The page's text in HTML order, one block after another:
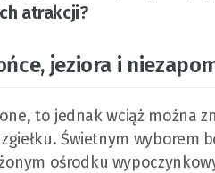
atrakcji?
jeziora i
to jednak wciąż można
Świetnym wyborem
ośrodku